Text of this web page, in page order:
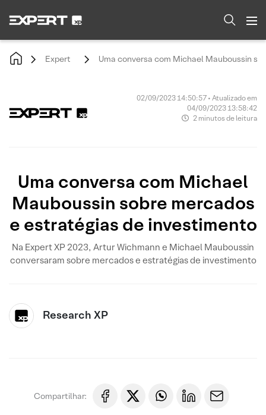
Expert Uma conversa com Michael Mauboussin
02/09/2023 14:50:57 • Atualizado em
04/09/2023 13:58:42
2 minutos de leitura
Uma conversa com Michael
Mauboussin sobre mercados
e estratégias de investimento
Na Expert XP 2023, Artur Wichmann e Michael Mauboussin
conversaram sobre mercados e estratégias de investimento
Research XP
Compartilhar: